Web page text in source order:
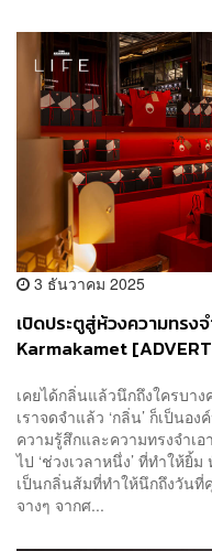
3 ธันวาคม 2025
เปิดประตูสู่ห้วงความทร
Karmakamet
เคยได้กลิ่นแล้วนึกถึงใครบา
เราจดจำแล้ว ‘กลิ่น’ ก็เป็นอ
ความรู้สึกและความทรงจำเ
ไป ‘ช่วงเวลาหนึ่ง’ ที่ทำให้ยิ้
เป็นกลิ่นส้มที่ทำให้นึกถึงวัน
จางๆ จากศ...